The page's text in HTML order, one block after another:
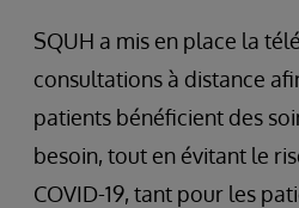
SQUH a mis en place la
consultations à distance
patients bénéficient des
besoin, tout en évitant le
COVID-19, tant pour les